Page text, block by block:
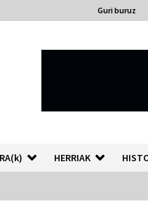
Guri buruz
HERRIAK